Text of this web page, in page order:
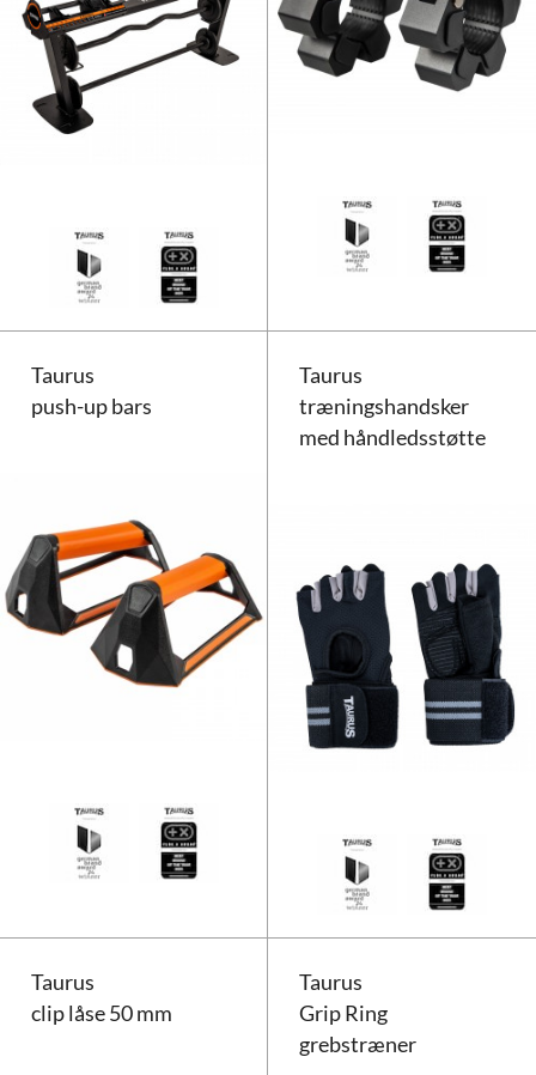
Taurus vægtstativ til
Taurus
push-up bars
Taurus
træningshandsker
med håndledsstøtte
Taurus
clip låse 50 mm
Taurus
Grip Ring
grebstræner